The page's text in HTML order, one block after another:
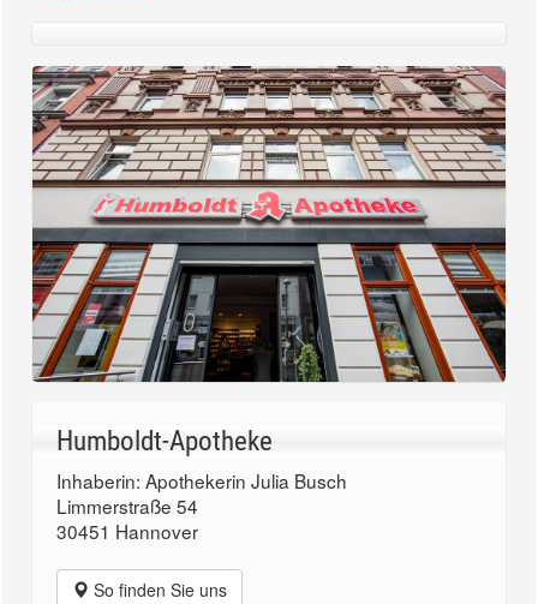
Humboldt-Apotheke
Inhaberin: Apothekerin Julia Busch
Limmerstraße 54
30451 Hannover
So finden Sie uns